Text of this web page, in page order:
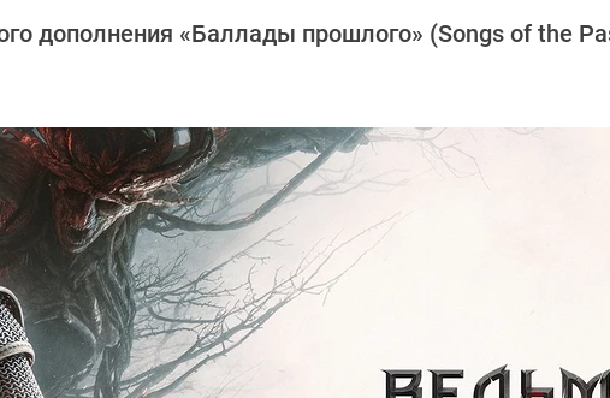
дополнения «Баллады прошлого» (Songs of the